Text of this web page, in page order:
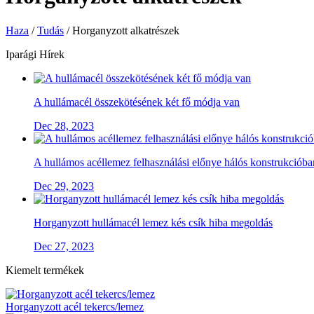
Haza /Tudás /Horganyzott alkatrészek
Iparági Hírek
A hullámacél összekötésének két fő módja van
Dec 28, 2023
A hullámos acéllemez felhasználási előnye hálós
Dec 29, 2023
Horganyzott hullámacél lemez kés csík hiba megoldás
Dec 27, 2023
Kiemelt termékek
Horganyzott acél tekercs/lemez